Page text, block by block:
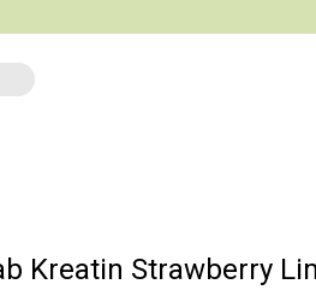
Kreatin Strawberry